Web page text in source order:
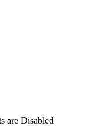
are Disabled